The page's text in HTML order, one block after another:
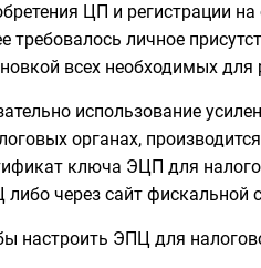
ЦП и регистрации
требовалось личное
всех необходимых
использование
органах,
ключа ЭЦП для
через сайт фискальной
настроить ЭПЦ для